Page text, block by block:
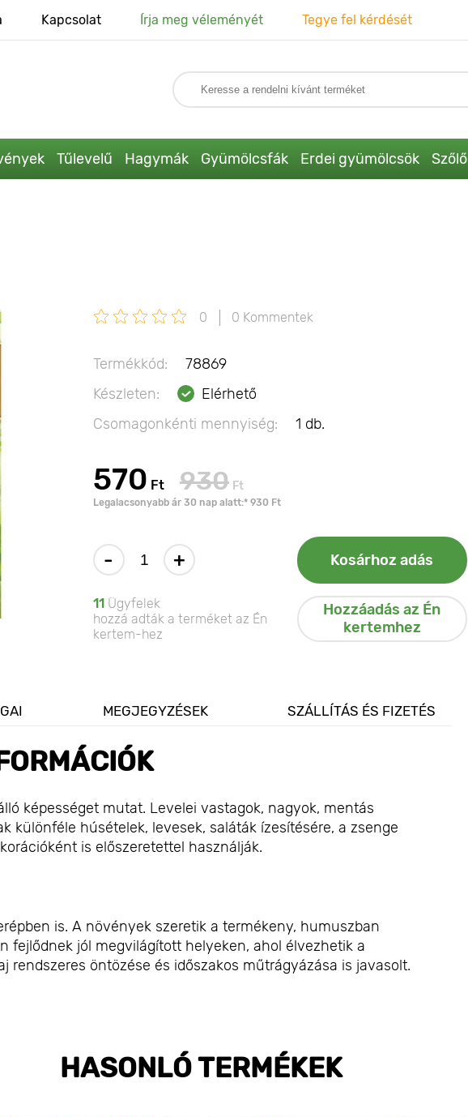
Kapcsolat Írja meg véleményét Tegye fel kérdését
Tűlevelű Hagymák Gyümölcsfák Erdei gyümölcsök Szőlő
0 0 Kommentek
Termékkód:
78869
Készleten:
Elérhető
Csomagonkénti mennyiség:
1 db.
570 Ft 930 Ft
Legalacsonyabb ár 30 nap alatt:* 930 Ft
- + Kosárhoz adás
11 Ügyfelek
hozzá adták a terméket az Én
kertem-hez
Hozzáadás az Én
kertemhez
MEGJEGYZÉSEK SZÁLLÍTÁS ÉS FIZETÉS
képességet mutat. Levelei vastagok, nagyok, mentás
különféle húsételek, levesek, saláták ízesítésére, a zsenge
is előszeretettel használják.
is. A növények szeretik a termékeny, humuszban
fejlődnek jól megvilágított helyeken, ahol élvezhetik a
rendszeres öntözése és időszakos műtrágyázása is javasolt.
HASONLÓ TERMÉKEK